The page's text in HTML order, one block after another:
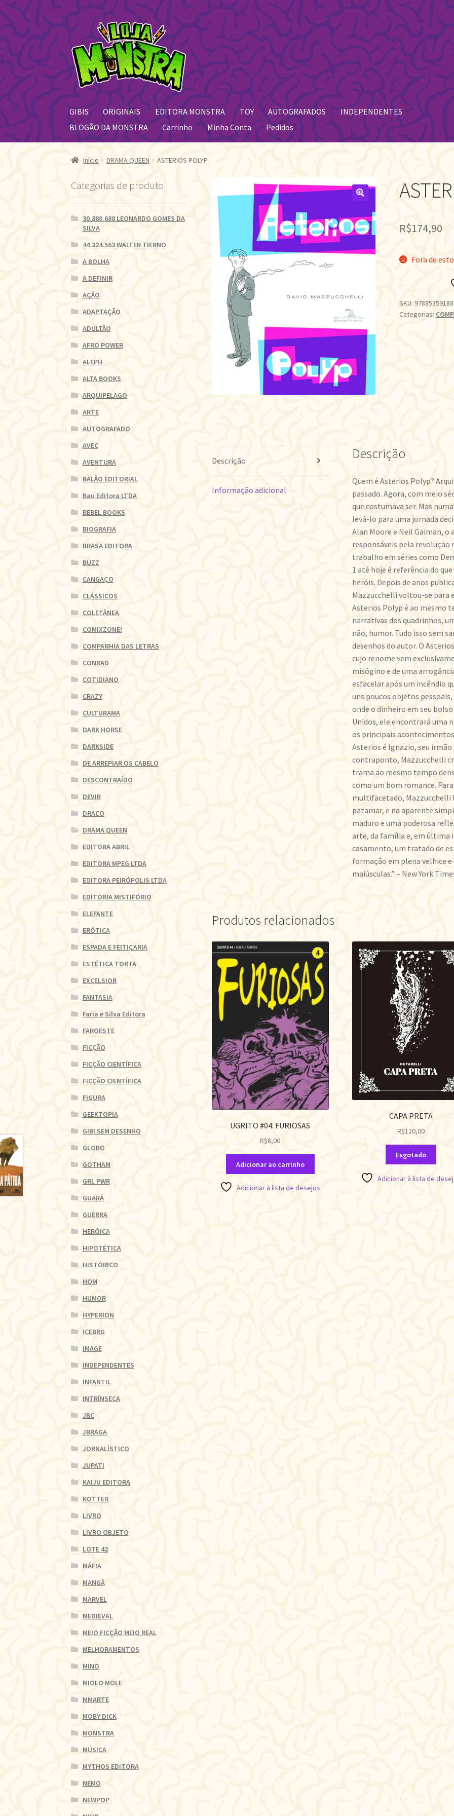
Pular
para
navegação
Pular
para
o
conteúdo
GIBIS ORIGINAIS EDITORA MONSTRA TOY AUTOGRAFADOS
INDEPENDENTES
BLOGÃO DA MONSTRA
Carrinho Minha Conta Pedidos
Início DRAMA QUEEN ASTERIOS POLYP
R$174,90
Fora de
SKU:
Categorias:
Descrição
Informação adicional
Descrição
Quem é Asterios Polyp?
passado. Agora, com meio
que costumava ser. Mas
levá-lo para uma jornada
Alan Moore e Neil Gaiman,
responsáveis pela revolução
trabalho em séries como
1 até hoje é referência do
heróis. Depois de anos
Mazzucchelli voltou-se para
Asterios Polyp é ao mesmo
narrativas dos quadrinhos,
não, humor. Tudo isso sem
desenhos do autor. O
cujo renome vem
misógino e de uma
esfacelar após um incêndio
uns poucos objetos
onde o dinheiro em seu
Unidos, ele encontrará uma
os principais
Asterios é Ignazio, seu
contraponto, Mazzucchelli
trama ao mesmo tempo
como um bom romance.
multifacetado, Mazzucchelli
patamar, e na aparente
maduro e uma poderosa
arte, da família e, em última
casamento, um tratado de
formação em plena velhice
maiúsculas.” – New York
Produtos relacionados
UGRITO #04: FURIOSAS
R$8,00
Adicionar ao carrinho
Adicionar à lista de desejos
CAPA PRETA
R$120,00
Esgotado
Adicionar à lista de
Categorias de produto
30.880.688 LEONARDO GOMES DA
SILVA
44.324.563 WALTER TIERNO
A BOLHA
A DEFINIR
AÇÃO
ADAPTAÇÃO
ADULTÃO
AFRO POWER
ALEPH
ALTA BOOKS
ARQUIPELAGO
ARTE
AUTOGRAFADO
AVEC
AVENTURA
BALÃO EDITORIAL
Bau Editora LTDA
BEBEL BOOKS
BIOGRAFIA
BRASA EDITORA
BUZZ
CANGAÇO
CLÁSSICOS
COLETÂNEA
COMIXZONE!
COMPANHIA DAS LETRAS
CONRAD
COTIDIANO
CRAZY
CULTURAMA
DARK HORSE
DARKSIDE
DE ARREPIAR OS CABELO
DESCONTRAÍDO
DEVIR
DRACO
DRAMA QUEEN
EDITORA ABRIL
EDITORA MPEG LTDA
EDITORA PEIRÓPOLIS LTDA
EDITORIA MISTIFÓRIO
ELEFANTE
ERÓTICA
ESPADA E FEITIÇARIA
ESTÉTICA TORTA
EXCELSIOR
FANTASIA
Faria e Silva Editora
FAROESTE
FICÇÃO
FICÇÃO CIENTÍFICA
FICÇÃO CIENTÍFICA
FIGURA
GEEKTOPIA
GIBI SEM DESENHO
GLOBO
GOTHAM
GRL PWR
GUARÁ
GUERRA
HERÓICA
HIPOTÉTICA
HISTÓRICO
HQM
HUMOR
HYPERION
ICEBRG
IMAGE
INDEPENDENTES
INFANTIL
INTRÍNSECA
JBC
JBRAGA
JORNALÍSTICO
JUPATI
KAIJU EDITORA
KOTTER
LIVRO
LIVRO OBJETO
LOTE 42
MÁFIA
MANGÁ
MARVEL
MEDIEVAL
MEIO FICÇÃO MEIO REAL
MELHORAMENTOS
MINO
MIOLO MOLE
MMARTE
MOBY DICK
MONSTRA
MÚSICA
MYTHOS EDITORA
NEMO
NEWPOP